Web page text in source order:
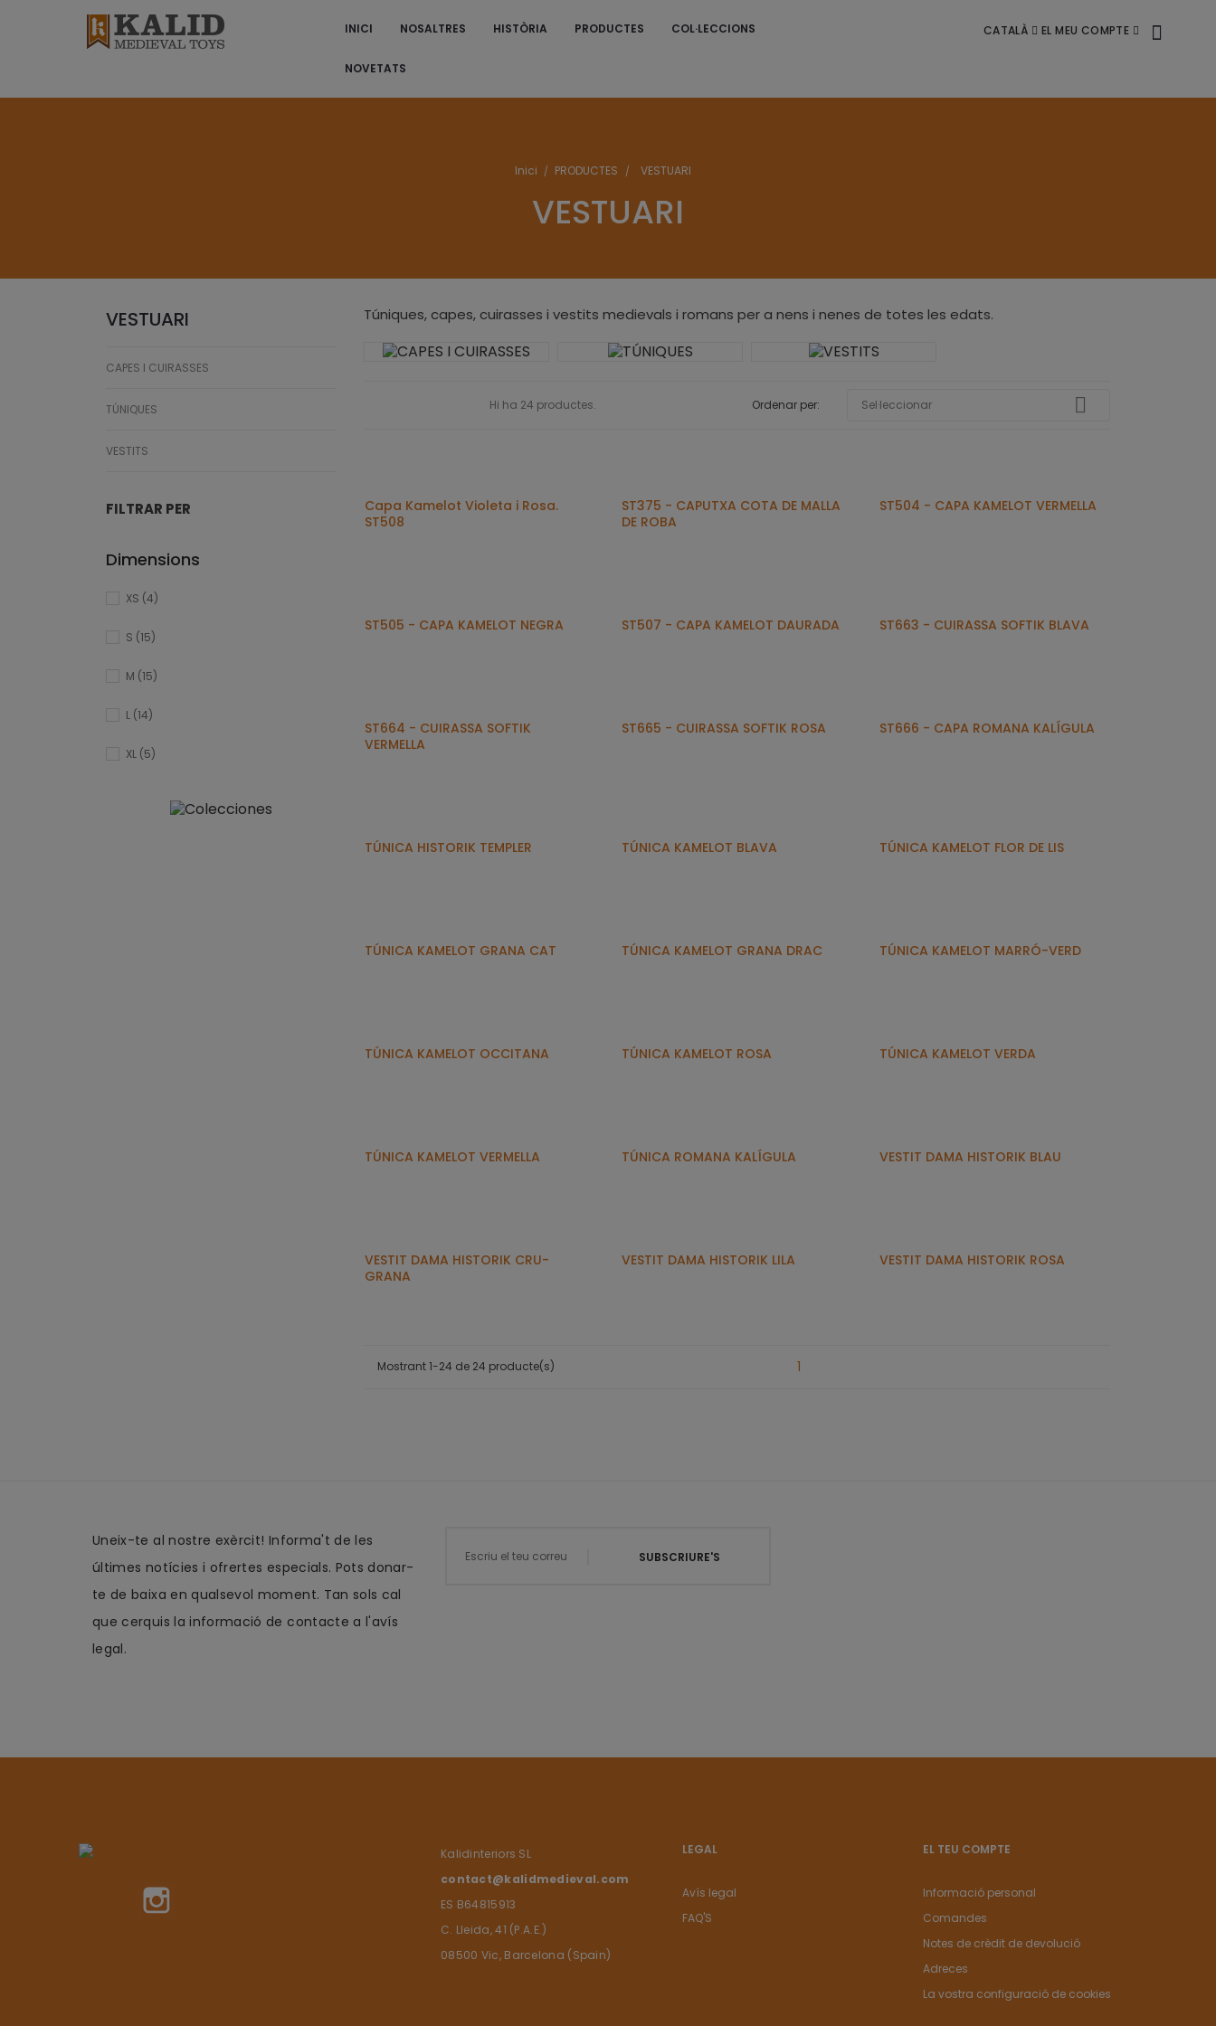
INICI NOSALTRES HISTÒRIA PRODUCTES COL·LECCIONS
NOVETATS
CATALÀ EL MEU COMPTE
VESTUARI
Inici PRODUCTES VESTUARI
VESTUARI
CAPES I CUIRASSES
TÚNIQUES
VESTITS
FILTRAR PER
Dimensions
XS (4)
S (15)
M (15)
L (14)
XL (5)
Túniques, capes, cuirasses i vestits medievals i romans per a nens i nenes de totes les edats.
Hi ha 24 productes. Ordenar per: Sel·leccionar 
Capa Kamelot Violeta i Rosa.
ST508
ST375 - CAPUTXA COTA DE MALLA
DE ROBA
ST504 - CAPA KAMELOT VERMELLA
ST505 - CAPA KAMELOT NEGRA ST507 - CAPA KAMELOT DAURADA ST663 - CUIRASSA SOFTIK BLAVA
ST664 - CUIRASSA SOFTIK
VERMELLA
ST665 - CUIRASSA SOFTIK ROSA ST666 - CAPA ROMANA KALÍGULA
TÚNICA HISTORIK TEMPLER TÚNICA KAMELOT BLAVA TÚNICA KAMELOT FLOR DE LIS
TÚNICA KAMELOT GRANA CAT TÚNICA KAMELOT GRANA DRAC TÚNICA KAMELOT MARRÓ-VERD
TÚNICA KAMELOT OCCITANA TÚNICA KAMELOT ROSA TÚNICA KAMELOT VERDA
TÚNICA KAMELOT VERMELLA TÚNICA ROMANA KALÍGULA VESTIT DAMA HISTORIK BLAU
VESTIT DAMA HISTORIK CRU-
GRANA
VESTIT DAMA HISTORIK LILA VESTIT DAMA HISTORIK ROSA
Mostrant 1-24 de 24 producte(s) 1
Uneix-te al nostre exèrcit! Informa't de les
últimes notícies i ofrertes especials. Pots donar-
te de baixa en qualsevol moment. Tan sols cal
que cerquis la informació de contacte a l'avís
legal.
SUBSCRIURE'S
Kalidinteriors SL
contact@kalidmedieval.com
ES B64815913
C. Lleida, 41 (P.A.E.)
08500 Vic, Barcelona (Spain)
LEGAL
Avís legal
FAQ'S
EL TEU COMPTE
Informació personal
Comandes
Notes de crèdit de devolució
Adreces
La vostra configuració de cookies